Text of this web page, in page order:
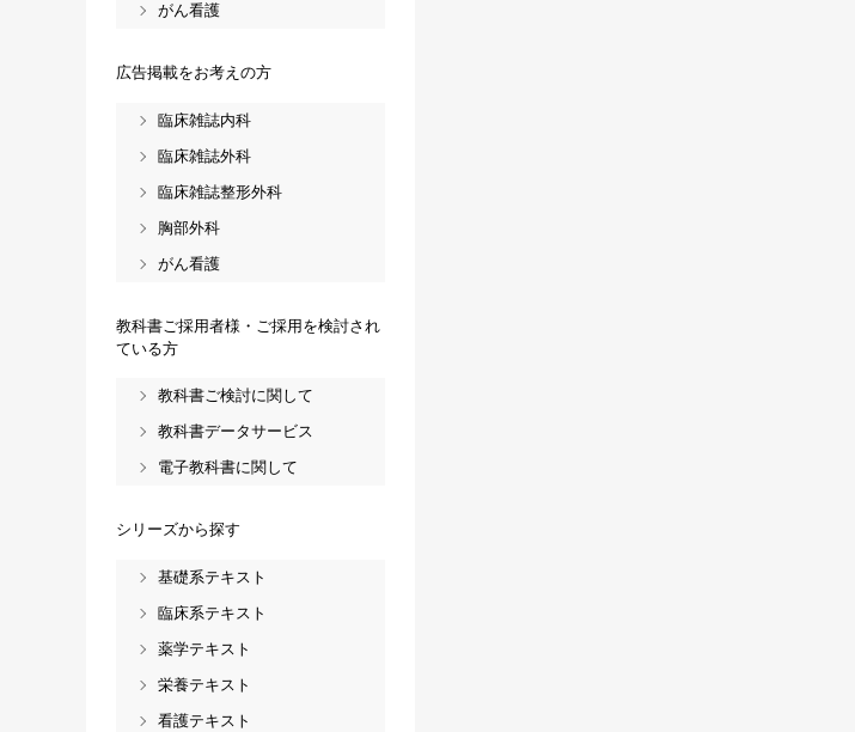
がん看護
広告掲載をお考えの方
臨床雑誌内科
臨床雑誌外科
臨床雑誌整形外科
胸部外科
がん看護
教科書ご採用者様・ご採用を検討され
ている方
教科書ご検討に関して
教科書データサービス
電子教科書に関して
シリーズから探す
基礎系テキスト
臨床系テキスト
薬学テキスト
栄養テキスト
看護テキスト